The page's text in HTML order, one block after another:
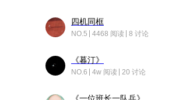
四机同框
NO.5 4468 阅读 8 讨论
《暮汀》
NO.6 4w 阅读 20 讨论